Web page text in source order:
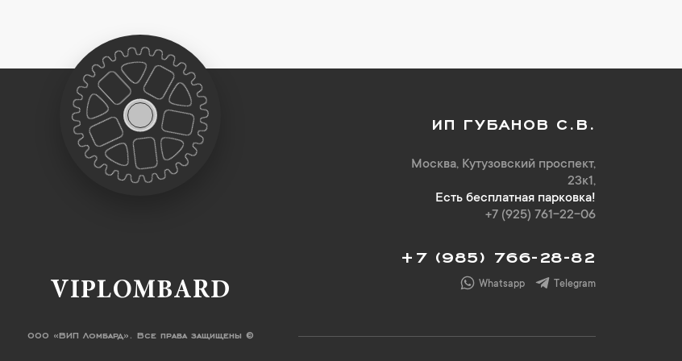
ИП ГУБАНОВ С.В.
Москва, Кутузовский проспект,
23к1,
Есть бесплатная парковка!
+7 (925) 761-22-06
+7 (985) 766-28-82
Whatsapp Telegram
VIPLOMBARD
ООО «ВИП Ломбард». Все права защищены ©